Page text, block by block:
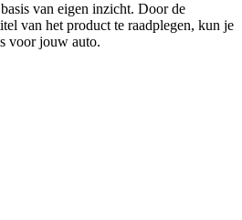
van eigen inzicht. Door de
van het product te raadplegen, kun je
voor jouw auto.